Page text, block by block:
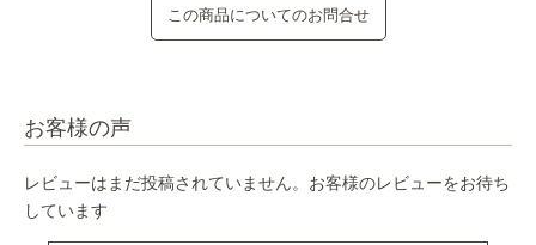
この商品についてのお問合せ
お客様の声
レビューはまだ投稿されていません。お客様のレビューをお待ち
しています